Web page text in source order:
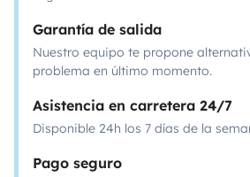
Garantía de salida
Nuestro equipo te propone
problema en último momento.
Asistencia en carretera 24/7
Disponible 24h los 7 días de la
Pago seguro